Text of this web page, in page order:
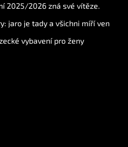
2025/2026 zná své vítěze.
jaro je tady a všichni míří ven
vybavení pro ženy